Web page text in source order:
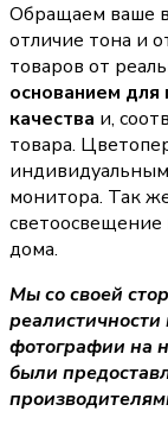
Обращаем ваше
отличие тона и
товаров от
основанием
качества и,
товара.
монитора. Так
светоосвещение
дома.
Мы со своей
фотографии на
были